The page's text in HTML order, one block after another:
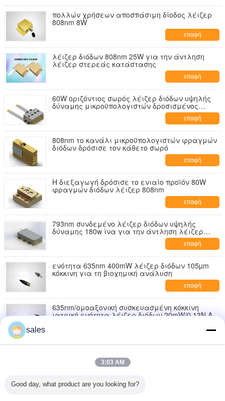
πολλών χρήσεων αποσπάσιμη δίοδος λέιζερ
808nm 8W
επαφή
λέιζερ διόδων 808nm 25W για την άντληση
λέιζερ στερεάς κατάστασης
επαφή
60W οριζόντιος σωρός λέιζερ διόδων υψηλής
δύναμης μικροϋπολογιστών δροσισμένος
επαφή
808nm το κανάλι μικροϋπολογιστών φραγμών
διόδων δρόσισε τον κάθετο σωρό
επαφή
Η διεξαγωγή δρόσισε το ενιαίο προϊόν 80W
φραγμών διόδων λέιζερ 808nm
επαφή
793nm συνδεμένο λέιζερ διόδων υψηλής
δύναμης 180w ίνα για την άντληση λέιζερ
επαφή
ενότητα 635nm 400mW λέιζερ διόδων 105µm
κόκκινη για τη βιοχημική ανάλυση
επαφή
635nm/ομοαξονική συσκευασμένη κόκκινη
ιατρική ενότητα λέιζερ διόδων 20mW/0.13N.A.
διόδων 400mW
5W κόκκινη ενότητα λέιζερ διόδων υψηλής
sales
3:03 AM
Good day, what product are you looking for?